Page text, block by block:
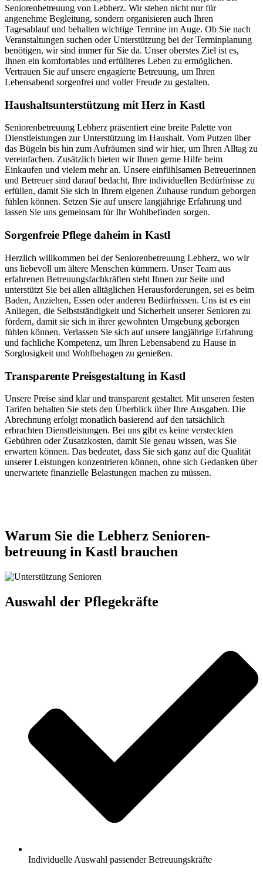
Seniorenbetreuung von Lebherz. Wir stehen nicht nur für
angenehme Begleitung, sondern organisieren auch Ihren
Tagesablauf und behalten wichtige Termine im Auge. Ob Sie nach
Veranstaltungen suchen oder Unterstützung bei der Terminplanung
benötigen, wir sind immer für Sie da. Unser oberstes Ziel ist es,
Ihnen ein komfortables und erfüllteres Leben zu ermöglichen.
Vertrauen Sie auf unsere engagierte Betreuung, um Ihren
Lebensabend sorgenfrei und voller Freude zu gestalten.
Haushalts­unterstützung mit Herz in Kastl
Seniorenbetreuung Lebherz präsentiert eine breite Palette von
Dienstleistungen zur Unterstützung im Haushalt. Vom Putzen über
das Bügeln bis hin zum Aufräumen sind wir hier, um Ihren Alltag zu
vereinfachen. Zusätzlich bieten wir Ihnen gerne Hilfe beim
Einkaufen und vielem mehr an. Unsere einfühlsamen Betreuerinnen
und Betreuer sind darauf bedacht, Ihre individuellen Bedürfnisse zu
erfüllen, damit Sie sich in Ihrem eigenen Zuhause rundum geborgen
fühlen können. Setzen Sie auf unsere langjährige Erfahrung und
lassen Sie uns gemeinsam für Ihr Wohlbefinden sorgen.
Sorgenfreie Pflege daheim in Kastl
Herzlich willkommen bei der Seniorenbetreuung Lebherz, wo wir
uns liebevoll um ältere Menschen kümmern. Unser Team aus
erfahrenen Betreuungsfachkräften steht Ihnen zur Seite und
unterstützt Sie bei allen alltäglichen Herausforderungen, sei es beim
Baden, Anziehen, Essen oder anderen Bedürfnissen. Uns ist es ein
Anliegen, die Selbstständigkeit und Sicherheit unserer Senioren zu
fördern, damit sie sich in ihrer gewohnten Umgebung geborgen
fühlen können. Verlassen Sie sich auf unsere langjährige Erfahrung
und fachliche Kompetenz, um Ihren Lebensabend zu Hause in
Sorglosigkeit und Wohlbehagen zu genießen.
Transparente Preisgestaltung in Kastl
Unsere Preise sind klar und transparent gestaltet. Mit unseren festen
Tarifen behalten Sie stets den Überblick über Ihre Ausgaben. Die
Abrechnung erfolgt monatlich basierend auf den tatsächlich
erbrachten Dienstleistungen. Bei uns gibt es keine versteckten
Gebühren oder Zusatzkosten, damit Sie genau wissen, was Sie
erwarten können. Das bedeutet, dass Sie sich ganz auf die Qualität
unserer Leistungen konzentrieren können, ohne sich Gedanken über
unerwartete finanzielle Belastungen machen zu müssen.
Warum Sie die Lebherz Senioren­
betreuung in Kastl brauchen
Auswahl der Pflegekräfte
Individuelle Auswahl passender Betreuungskräfte